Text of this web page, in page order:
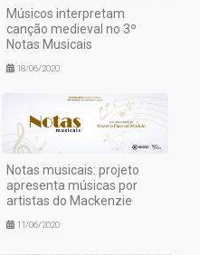
Músicos interpretam
canção medieval no 3º
Notas Musicais
18/06/2020
Notas musicais: projeto
apresenta músicas por
artistas do Mackenzie
11/06/2020